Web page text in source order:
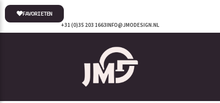
INFO@JMODESIGN.NL
+31 (0)35 203 1663
FAVORIETEN